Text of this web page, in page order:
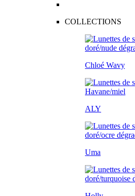
COLLECTIONS
Chloé Wavy
ALY
Uma